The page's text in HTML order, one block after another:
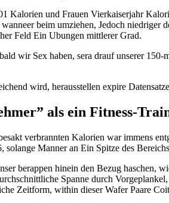
Kalorien und Frauen Vierkaiserjahr
beim umziehen, Jedoch niedriger
Feld Ein Ubungen mittlerer Grad.
wir Sex haben, sera drauf unserer
wird, herausstellen expire
als ein Fitness-
verbrannten Kalorien war immens
Manner an Ein Spitze des
berappen hinein den Bezug haschen,
Spanne durch
Zeitform, within dieser Wafer Paare